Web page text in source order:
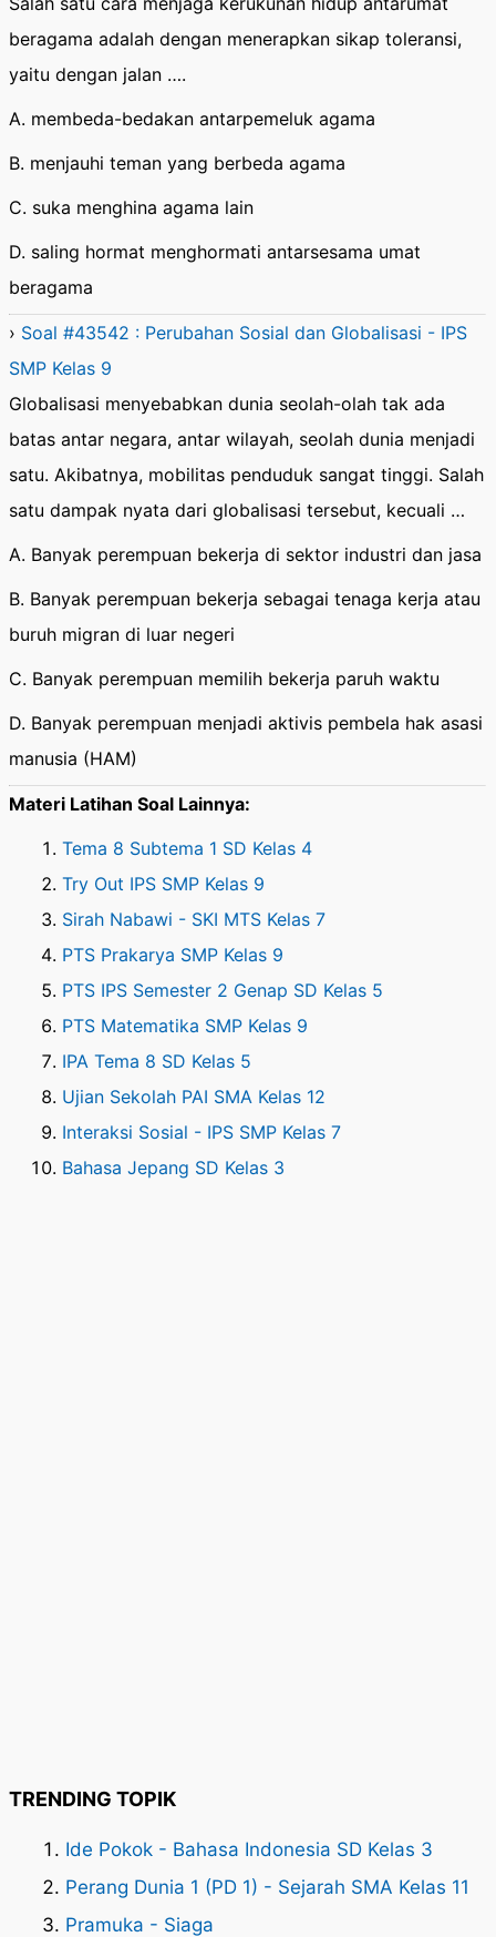
beragama adalah dengan menerapkan sikap toleransi,
yaitu dengan jalan ….
A. membeda-bedakan antarpemeluk agama
B. menjauhi teman yang berbeda agama
C. suka menghina agama lain
D. saling hormat menghormati antarsesama umat
beragama
› Soal #43542 : Perubahan Sosial dan Globalisasi - IPS
SMP Kelas 9
Globalisasi menyebabkan dunia seolah-olah tak ada
batas antar negara, antar wilayah, seolah dunia menjadi
satu. Akibatnya, mobilitas penduduk sangat tinggi. Salah
satu dampak nyata dari globalisasi tersebut, kecuali …
A. Banyak perempuan bekerja di sektor industri dan jasa
B. Banyak perempuan bekerja sebagai tenaga kerja atau
buruh migran di luar negeri
C. Banyak perempuan memilih bekerja paruh waktu
D. Banyak perempuan menjadi aktivis pembela hak asasi
manusia (HAM)
Materi Latihan Soal Lainnya:
Tema 8 Subtema 1 SD Kelas 4
Try Out IPS SMP Kelas 9
Sirah Nabawi - SKI MTS Kelas 7
PTS Prakarya SMP Kelas 9
PTS IPS Semester 2 Genap SD Kelas 5
PTS Matematika SMP Kelas 9
IPA Tema 8 SD Kelas 5
Ujian Sekolah PAI SMA Kelas 12
Interaksi Sosial - IPS SMP Kelas 7
Bahasa Jepang SD Kelas 3
TRENDING TOPIK
Ide Pokok - Bahasa Indonesia SD Kelas 3
Perang Dunia 1 (PD 1) - Sejarah SMA Kelas 11
Pramuka - Siaga